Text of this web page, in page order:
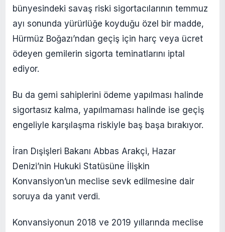
bünyesindeki savaş riski sigortacılarının temmuz
ayı sonunda yürürlüğe koyduğu özel bir madde,
Hürmüz Boğazı’ndan geçiş için harç veya ücret
ödeyen gemilerin sigorta teminatlarını iptal
ediyor.
Bu da gemi sahiplerini ödeme yapılması halinde
sigortasız kalma, yapılmaması halinde ise geçiş
engeliyle karşılaşma riskiyle baş başa bırakıyor.
İran Dışişleri Bakanı Abbas Arakçi, Hazar
Denizi’nin Hukuki Statüsüne İlişkin
Konvansiyon’un meclise sevk edilmesine dair
soruya da yanıt verdi.
Konvansiyonun 2018 ve 2019 yıllarında meclise